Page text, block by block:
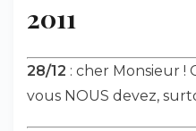
2011
28/12 : cher Monsieur !
vous NOUS devez,